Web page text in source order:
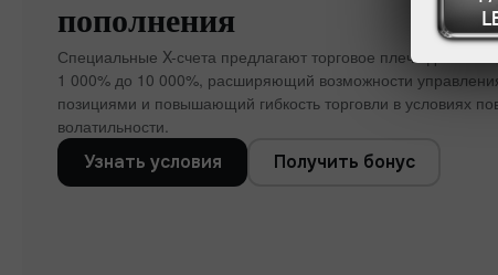
пополнения
Специальные X-счета предлагают торговое плечо до 1:5000
1 000% до 10 000%, расширяющий возможности
позициями и повышающий гибкость торговли в условиях
волатильности.
Узнать условия Получить бонус